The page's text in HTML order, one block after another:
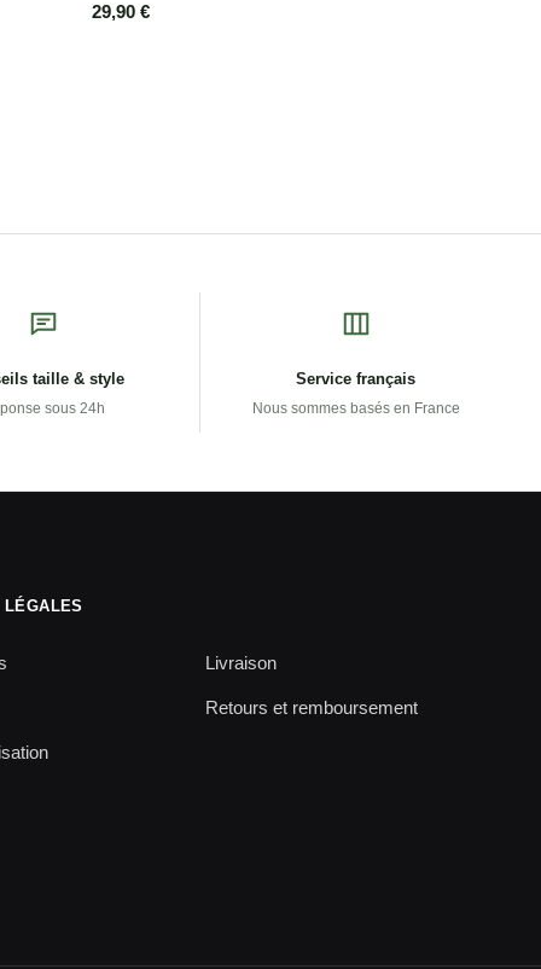
29,90 €
taille & style
sous 24h
Service français
Nous sommes basés en France
LÉGALES
Livraison
Retours et remboursement